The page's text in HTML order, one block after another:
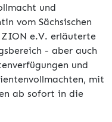
und
vom Sächsischen
ZION e.V. erläuterte
- aber auch
und
mit
ab sofort in die